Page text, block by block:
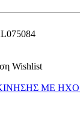
Wishlist